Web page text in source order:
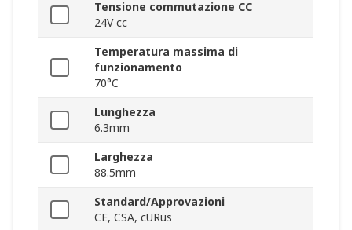
Tensione commutazione CC
24V cc
Temperatura massima di
funzionamento
70°C
Lunghezza
6.3mm
Larghezza
88.5mm
Standard/Approvazioni
CE, CSA, cURus